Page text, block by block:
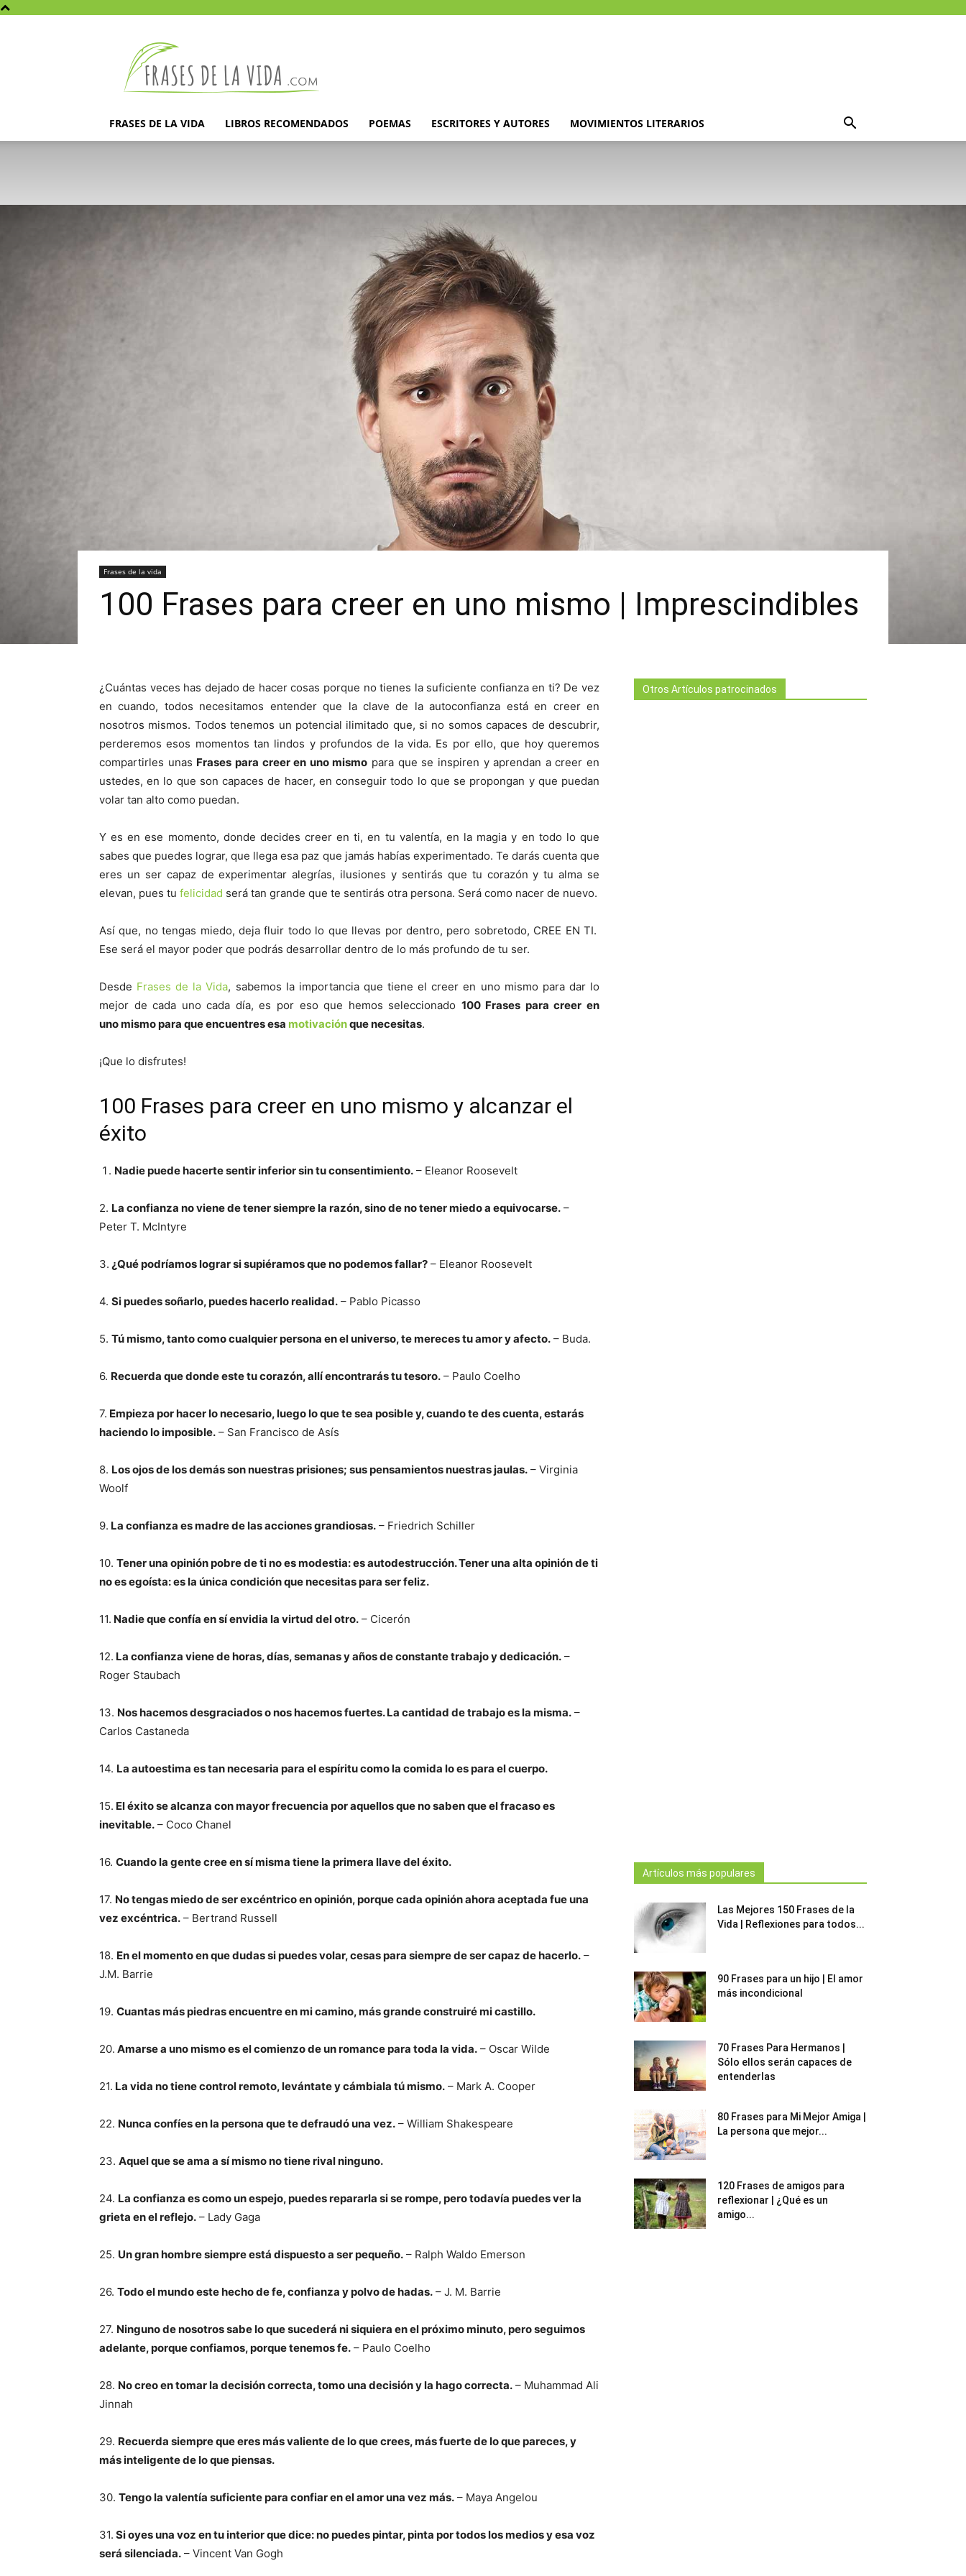
la
vida
FRASES DE LA VIDA LIBROS RECOMENDADOS POEMAS ESCRITORES Y AUTORES MOVIMIENTOS LITERARIOS
Frases de la vida
100 Frases para creer en uno mismo | Imprescindibles
¿Cuántas veces has dejado de hacer cosas porque no tienes la suficiente confianza en ti? De vez
en cuando, todos necesitamos entender que la clave de la autoconfianza está en creer en
nosotros mismos. Todos tenemos un potencial ilimitado que, si no somos capaces de descubrir,
perderemos esos momentos tan lindos y profundos de la vida. Es por ello, que hoy queremos
compartirles unas Frases para creer en uno mismo para que se inspiren y aprendan a creer en
ustedes, en lo que son capaces de hacer, en conseguir todo lo que se propongan y que puedan
volar tan alto como puedan.
Y es en ese momento, donde decides creer en ti, en tu valentía, en la magia y en todo lo que
sabes que puedes lograr, que llega esa paz que jamás habías experimentado. Te darás cuenta que
eres un ser capaz de experimentar alegrías, ilusiones y sentirás que tu corazón y tu alma se
elevan, pues tu felicidad será tan grande que te sentirás otra persona. Será como nacer de nuevo.
Así que, no tengas miedo, deja fluir todo lo que llevas por dentro, pero sobretodo, CREE EN TI.
Ese será el mayor poder que podrás desarrollar dentro de lo más profundo de tu ser.
Desde Frases de la Vida, sabemos la importancia que tiene el creer en uno mismo para dar lo
mejor de cada uno cada día, es por eso que hemos seleccionado 100 Frases para creer en
uno mismo para que encuentres esa motivaciónque necesitas.
¡Que lo disfrutes!
100 Frases para creer en uno mismo y alcanzar el
éxito
Nadie puede hacerte sentir inferior sin tu consentimiento. – Eleanor Roosevelt
2. La confianza no viene de tener siempre la razón, sino de no tener miedo a equivocarse. –
Peter T. McIntyre
3. ¿Qué podríamos lograr si supiéramos que no podemos fallar? – Eleanor Roosevelt
4. Si puedes soñarlo, puedes hacerlo realidad. – Pablo Picasso
5. Tú mismo, tanto como cualquier persona en el universo, te mereces tu amor y afecto. – Buda.
6. Recuerda que donde este tu corazón, allí encontrarás tu tesoro. – Paulo Coelho
7. Empieza por hacer lo necesario, luego lo que te sea posible y, cuando te des cuenta, estarás
haciendo lo imposible. – San Francisco de Asís
8. Los ojos de los demás son nuestras prisiones; sus pensamientos nuestras jaulas. – Virginia
Woolf
9. La confianza es madre de las acciones grandiosas. – Friedrich Schiller
10. Tener una opinión pobre de ti no es modestia: es autodestrucción. Tener una alta opinión de ti
no es egoísta: es la única condición que necesitas para ser feliz.
11. Nadie que confía en sí envidia la virtud del otro. – Cicerón
12. La confianza viene de horas, días, semanas y años de constante trabajo y dedicación. –
Roger Staubach
13. Nos hacemos desgraciados o nos hacemos fuertes. La cantidad de trabajo es la misma. –
Carlos Castaneda
14. La autoestima es tan necesaria para el espíritu como la comida lo es para el cuerpo.
15. El éxito se alcanza con mayor frecuencia por aquellos que no saben que el fracaso es
inevitable. – Coco Chanel
16. Cuando la gente cree en sí misma tiene la primera llave del éxito.
17. No tengas miedo de ser excéntrico en opinión, porque cada opinión ahora aceptada fue una
vez excéntrica. – Bertrand Russell
18. En el momento en que dudas si puedes volar, cesas para siempre de ser capaz de hacerlo. –
J.M. Barrie
19. Cuantas más piedras encuentre en mi camino, más grande construiré mi castillo.
20. Amarse a uno mismo es el comienzo de un romance para toda la vida. – Oscar Wilde
21. La vida no tiene control remoto, levántate y cámbiala tú mismo. – Mark A. Cooper
22. Nunca confíes en la persona que te defraudó una vez. – William Shakespeare
23. Aquel que se ama a sí mismo no tiene rival ninguno.
24. La confianza es como un espejo, puedes repararla si se rompe, pero todavía puedes ver la
grieta en el reflejo. – Lady Gaga
25. Un gran hombre siempre está dispuesto a ser pequeño. – Ralph Waldo Emerson
26. Todo el mundo este hecho de fe, confianza y polvo de hadas. – J. M. Barrie
27. Ninguno de nosotros sabe lo que sucederá ni siquiera en el próximo minuto, pero seguimos
adelante, porque confiamos, porque tenemos fe. – Paulo Coelho
28. No creo en tomar la decisión correcta, tomo una decisión y la hago correcta. – Muhammad Ali
Jinnah
29. Recuerda siempre que eres más valiente de lo que crees, más fuerte de lo que pareces, y
más inteligente de lo que piensas.
30. Tengo la valentía suficiente para confiar en el amor una vez más. – Maya Angelou
31. Si oyes una voz en tu interior que dice: no puedes pintar, pinta por todos los medios y esa voz
será silenciada. – Vincent Van Gogh
Otros Artículos patrocinados
Artículos más populares
Las Mejores 150 Frases de la
Vida | Reflexiones para todos...
90 Frases para un hijo | El amor
más incondicional
70 Frases Para Hermanos |
Sólo ellos serán capaces de
entenderlas
80 Frases para Mi Mejor Amiga |
La persona que mejor...
120 Frases de amigos para
reflexionar | ¿Qué es un
amigo...